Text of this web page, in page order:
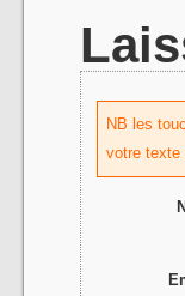
NB les
votre texte